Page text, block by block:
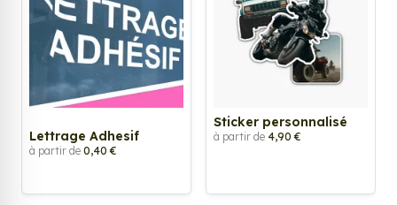
Lettrage Adhesif
à partir de 0,40 €
Sticker personnalisé
à partir de 4,90 €